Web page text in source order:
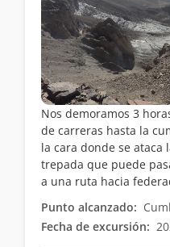
Nos demoramos 3
de carreras hasta la
la cara donde se ataca
trepada que puede
a una ruta hacia
Punto alcanzado:
Fecha de excursión: